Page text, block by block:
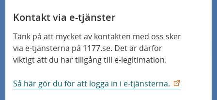
Kontakt via e-tjänster
Tänk på att mycket av kontakten med oss sker
via e-tjänsterna på 1177.se. Det är därför
viktigt att du har tillgång till e-legitimation.
Så här gör du för att logga in i e-tjänsterna.